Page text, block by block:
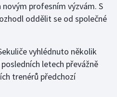
profesním výzvám. S
oddělit se od společné
vyhlédnuto několik
letech převážně
trenérů předchozí